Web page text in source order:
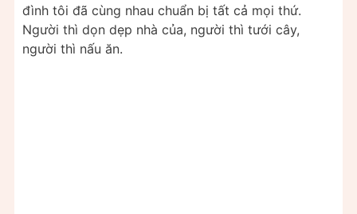
đình tôi đã cùng nhau chuẩn bị tất cả mọi thứ.
Người thì dọn dẹp nhà của, người thì tưới cây,
người thì nấu ăn.